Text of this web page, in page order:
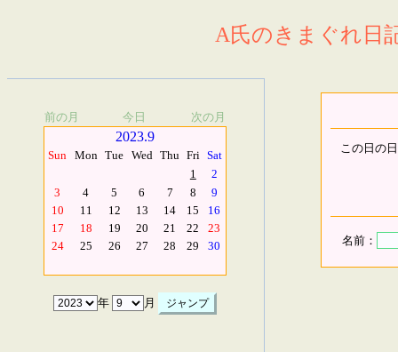
A氏のきまぐれ日
前の月 今日 次の月
2023.9
Sun Mon Tue Wed Thu Fri Sat
1
2
3
4 5 6 7 8
9
10
11 12 13 14 15
16
17
18 19 20 21 22
23
24
25 26 27 28 29 30
年 月
この日の
名前：